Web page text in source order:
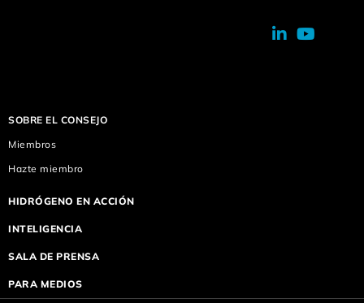
SOBRE EL CONSEJO
Miembros
Hazte miembro
HIDRÓGENO EN ACCIÓN
INTELIGENCIA
SALA DE PRENSA
PARA MEDIOS